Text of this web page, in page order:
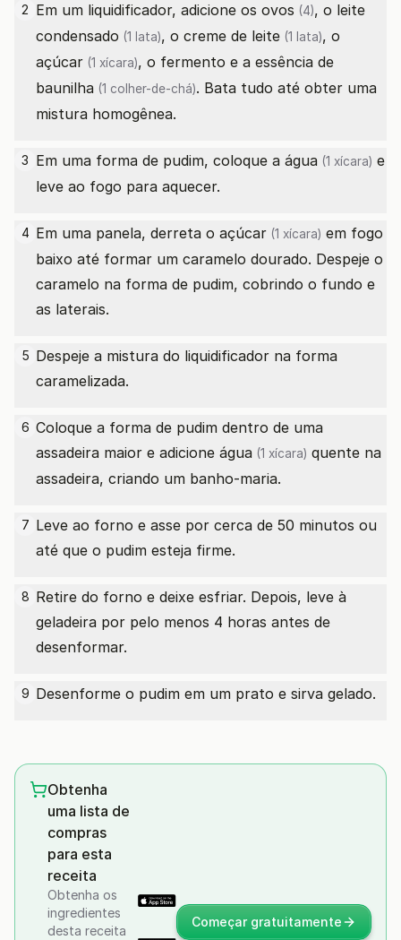
2 Em um liquidificador, adicione os ovos (4), o leite
condensado (1 lata), o creme de leite (1 lata), o
açúcar (1 xícara), o fermento e a essência de
baunilha (1 colher-de-chá). Bata tudo até obter uma
mistura homogênea.
3 Em uma forma de pudim, coloque a água (1 xícara) e
leve ao fogo para aquecer.
4 Em uma panela, derreta o açúcar (1 xícara) em fogo
baixo até formar um caramelo dourado. Despeje o
caramelo na forma de pudim, cobrindo o fundo e
as laterais.
5 Despeje a mistura do liquidificador na forma
caramelizada.
6 Coloque a forma de pudim dentro de uma
assadeira maior e adicione água (1 xícara) quente na
assadeira, criando um banho-maria.
7 Leve ao forno e asse por cerca de 50 minutos ou
até que o pudim esteja firme.
8 Retire do forno e deixe esfriar. Depois, leve à
geladeira por pelo menos 4 horas antes de
desenformar.
9 Desenforme o pudim em um prato e sirva gelado.
Obtenha
uma lista de
compras
para esta
receita
Obtenha os
ingredientes
desta receita
Começar gratuitamente